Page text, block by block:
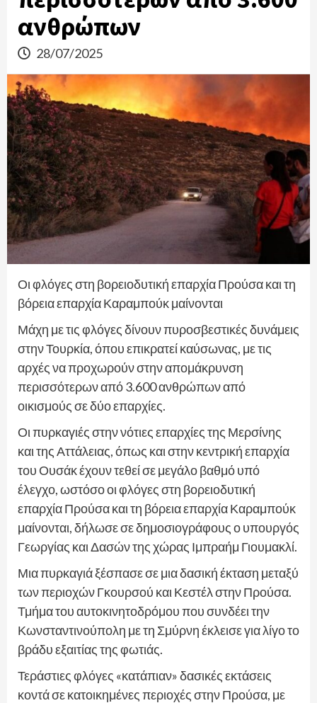
ανθρώπων
28/07/2025
Οι φλόγες στη βορειοδυτική επαρχία Προύσα και τη
βόρεια επαρχία Καραμπούκ μαίνονται
Μάχη με τις φλόγες δίνουν πυροσβεστικές δυνάμεις
στην Τουρκία, όπου επικρατεί καύσωνας, με τις
αρχές να προχωρούν στην απομάκρυνση
περισσότερων από 3.600 ανθρώπων από
οικισμούς σε δύο επαρχίες.
Οι πυρκαγιές στην νότιες επαρχίες της Μερσίνης
και της Αττάλειας, όπως και στην κεντρική επαρχία
του Ουσάκ έχουν τεθεί σε μεγάλο βαθμό υπό
έλεγχο, ωστόσο οι φλόγες στη βορειοδυτική
επαρχία Προύσα και τη βόρεια επαρχία Καραμπούκ
μαίνονται, δήλωσε σε δημοσιογράφους ο υπουργός
Γεωργίας και Δασών της χώρας Ιμπραήμ Γιουμακλί.
Μια πυρκαγιά ξέσπασε σε μια δασική έκταση μεταξύ
των περιοχών Γκουρσού και Κεστέλ στην Προύσα.
Τμήμα του αυτοκινητοδρόμου που συνδέει την
Κωνσταντινούπολη με τη Σμύρνη έκλεισε για λίγο το
βράδυ εξαιτίας της φωτιάς.
Τεράστιες φλόγες «κατάπιαν» δασικές εκτάσεις
κοντά σε κατοικημένες περιοχές στην Προύσα, με